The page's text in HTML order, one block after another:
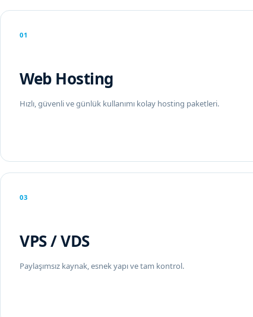
01
Web Hosting
Hızlı, güvenli ve günlük kullanımı kolay hosting paketleri.
03
VPS / VDS
Paylaşımsız kaynak, esnek yapı ve tam kontrol.